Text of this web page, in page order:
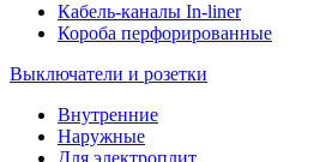
Кабель-каналы In-liner
Короба перфорированные
Выключатели и розетки
Внутренние
Наружные
Для электроплит